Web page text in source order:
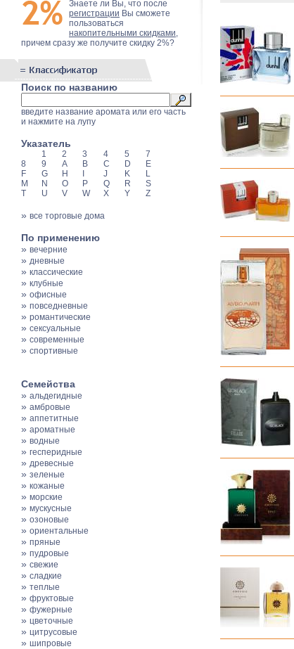
Знаете ли Вы, что после
регистрации Вы сможете
пользоваться
накопительными скидками,
причем сразу же получите скидку 2%?
Поиск по названию
введите название аромата или его часть
и нажмите на лупу
Указатель
1 2 3 4 5
7
8
9 A B C D
E
F
G H J K
L
M
N O P Q R
S
T
U V W X Y Z
» все торговые дома
По применению
» вечерние
» дневные
» классические
» клубные
» офисные
» повседневные
» романтические
» сексуальные
» современные
» спортивные
Семейства
» альдегидные
» амбровые
» аппетитные
» ароматные
» водные
» гесперидные
» древесные
» зеленые
» кожаные
» морские
» мускусные
» озоновые
» ориентальные
» пряные
» пудровые
» свежие
» сладкие
» теплые
» фруктовые
» фужерные
» цветочные
» цитрусовые
» шипровые